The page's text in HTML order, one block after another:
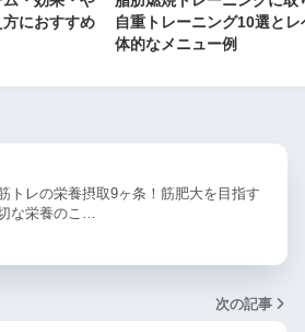
におすすめ
自重トレーニング10選と
体的なメニュー例
トレの栄養摂取9ヶ条！筋肥大を目指す
な栄養のこ…
次の記事